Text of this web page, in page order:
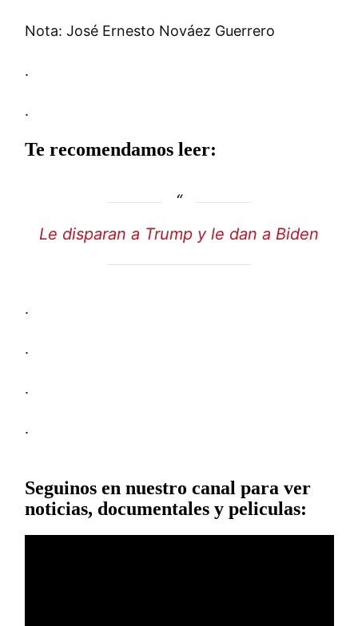
Nota: José Ernesto Nováez Guerrero
.
.
Te recomendamos leer:
Le disparan a Trump y le dan a Biden
.
.
.
.
Seguinos en nuestro canal para ver
noticias, documentales y peliculas: